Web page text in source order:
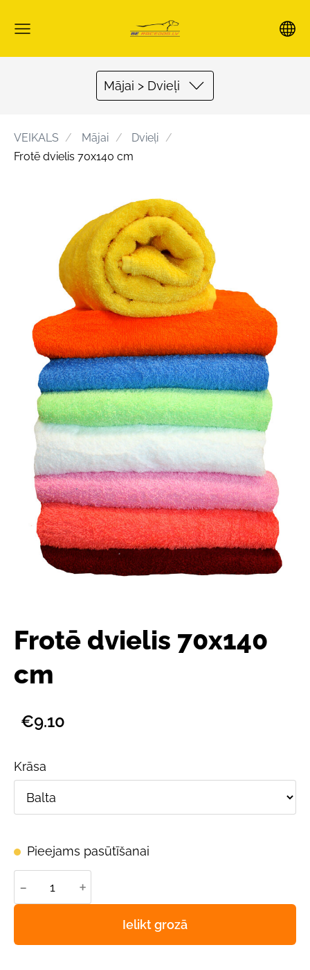
Mājai > Dvieļi
VEIKALS Mājai
Dvieļi
Frotē dvielis 70x140 cm
Frotē dvielis 70x140
cm
€9.10
Krāsa
Pieejams pasūtīšanai
- +
Ielikt grozā